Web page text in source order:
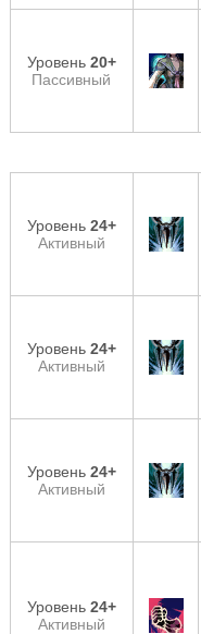
Уровень 20+
Пассивный
Уровень 24+
Активный
Уровень 24+
Активный
Уровень 24+
Активный
Уровень 24+
Активный